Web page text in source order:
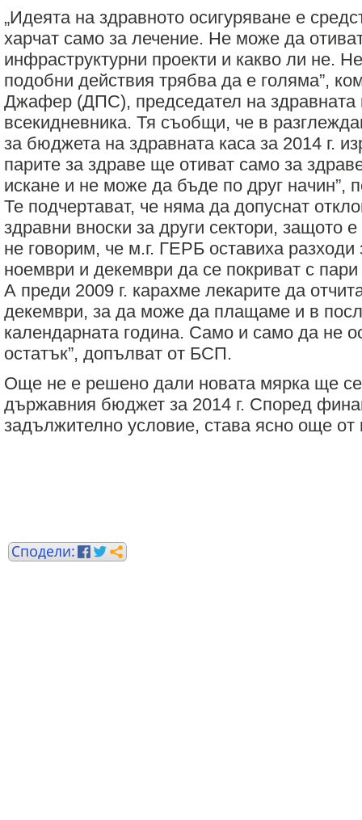
„Идеята на здравното осигуряване е
харчат само за лечение. Не може да
инфраструктурни проекти и какво ли не.
подобни действия трябва да е голяма”,
Джафер (ДПС), председател на здравната
всекидневника. Тя съобщи, че в
за бюджета на здравната каса за 2014 г.
парите за здраве ще отиват само за
искане и не може да бъде по друг начин”,
Те подчертават, че няма да допуснат
здравни вноски за други сектори, защото
не говорим, че м.г. ГЕРБ оставиха разходи
ноември и декември да се покриват с
А преди 2009 г. карахме лекарите да
декември, за да може да плащаме и в
календарната година. Само и само да не
остатък”, допълват от БСП.
Още не е решено дали новата мярка ще
държавния бюджет за 2014 г. Според
задължително условие, става ясно още от